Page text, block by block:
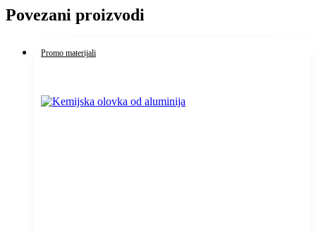
Povezani proizvodi
Promo materijali